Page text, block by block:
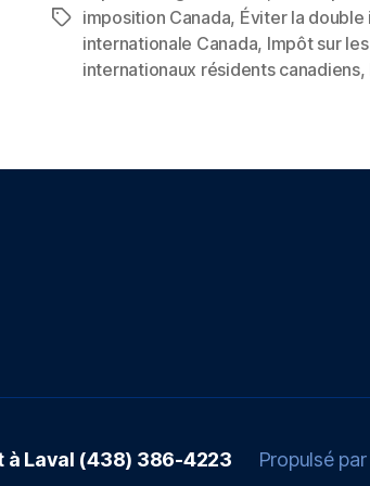
Étiquettes
imposition Canada, Éviter la double
internationale Canada, Impôt sur
internationaux résidents canadiens,
à Laval (438) 386-4223 Propulsé